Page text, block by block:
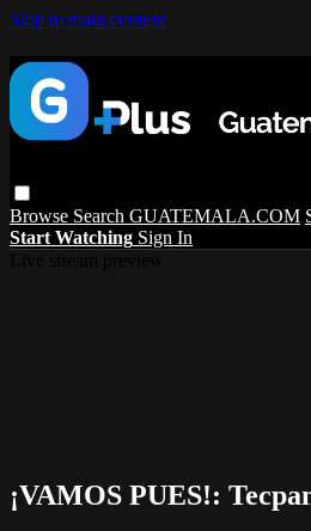
Skip to main content
Browse Search GUATEMALA.COM
Start Watching Sign In
¡VAMOS PUES!: